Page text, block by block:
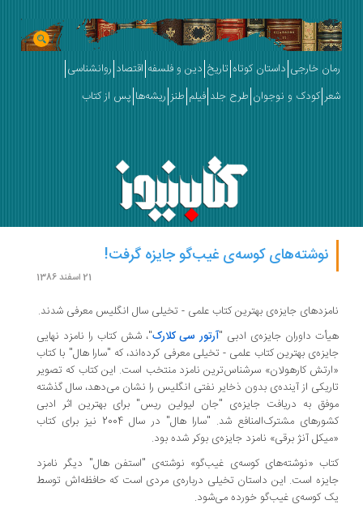
رمان خارجی داستان کوتاه تاریخ دین و فلسفه اقتصاد روانشناسی
شعر کودک و نوجوان طرح جلد فیلم طنز ریشه‌ها پس از کتاب
نوشته‌های کوسه‌ی غیب‌گو جایزه گرفت!
21 اسفند 1386
نامزدهای جایزه‌ی بهترین کتاب علمی - تخیلی سال انگلیس معرفی شدند.
هیأت داوران جایزه‌ی ادبی "آرتور سی کلارک"، شش کتاب را نامزد نهایی
جایزه‌ی بهترین کتاب علمی - تخیلی معرفی کرده‌اند، که "سارا هال" با کتاب
«ارتش کارهولان» سرشناس‌ترین نامزد منتخب است. این کتاب که تصویر
تاریکی از آینده‌ی بدون ذخایر نفتی انگلیس را نشان می‌دهد، سال گذشته
موفق به دریافت جایزه‌ی "جان لیولین ریس" برای بهترین اثر ادبی
کشورهای مشترک‌المنافع شد. "سارا هال" در سال 2004 نیز برای کتاب
«میکل آنژ برقی» نامزد جایزه‌ی بوکر شده بود.
کتاب «نوشته‌های کوسه‌ی غیب‌گو» نوشته‌ی "استفن هال" دیگر نامزد
جایزه است. این داستان تخیلی درباره‌ی مردی است که حافظه‌اش توسط
یک کوسه‌ی غیب‌گو خورده می‌شود.